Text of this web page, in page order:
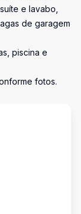
e lavabo,
de garagem
piscina e
fotos.